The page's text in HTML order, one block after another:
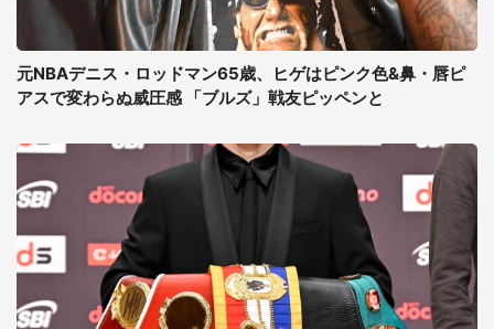
元NBAデニス・ロッドマン65歳、ヒゲはピンク色&鼻・唇ピ
アスで変わらぬ威圧感 「ブルズ」戦友ピッペンと